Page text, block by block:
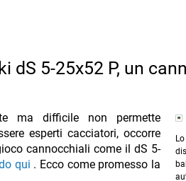
dS 5-25x52 P, un
ma difficile non permette
esperti cacciatori, occorre
cannocchiali come il dS 5-
qui . Ecco come promesso la